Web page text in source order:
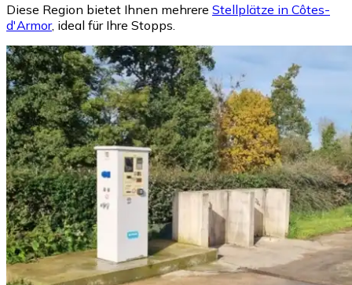
Diese Region bietet Ihnen mehrere Stellplätze in Côtes-
d'Armor, ideal für Ihre Stopps.